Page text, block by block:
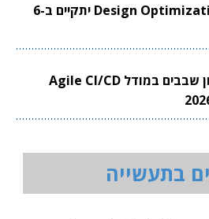
וובינר סינופסיס ל-Design Optimization יתקיים ב-6
וובינר סינופסיס לתכנון שבבים במודל Agile CI/CD
בתעשייה